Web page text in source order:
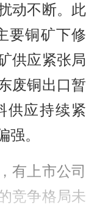
动不断。此
要铜矿下修
供应紧张局
废铜出口暂
供应持续紧
强。
有上市公司
竞争格局未